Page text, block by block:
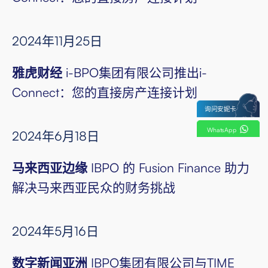
2024年11月25日
雅虎财经 i-BPO集团有限公司推出i-
Connect：您的直接房产连接计划
2024年6月18日
马来西亚边缘 IBPO 的 Fusion Finance 助力
解决马来西亚民众的财务挑战
2024年5月16日
数字新闻亚洲 IBPO集团有限公司与TIME
WhatsApp
询问安妮卡